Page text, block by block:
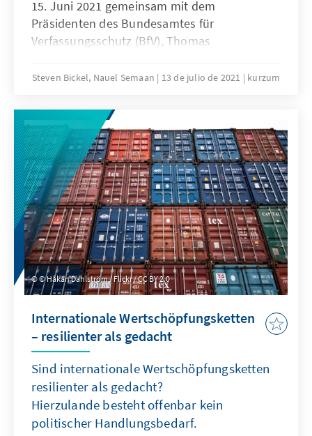
15. Juni 2021 gemeinsam mit dem
Präsidenten des Bundesamtes für
Verfassungsschutz (BfV), Thomas
für 2020 vorgestellt. Rechtsextremismus und -
Bedrohungspotenzial. Auch
Linksextremismus und Islamismus
entwickeln sich dynamisch. Die Covid-19-
Pandemie verstärkt dabei bestehende Trends.
Steven Bickel, Nauel Semaan 13 de julio de 2021 kurzum
© Håkan Dahlström / Flickr / CC BY 2.0
Internationale Wertschöpfungsketten
– resilienter als gedacht
Sind internationale Wertschöpfungsketten
resilienter als gedacht?
Hierzulande besteht offenbar kein
politischer Handlungsbedarf.